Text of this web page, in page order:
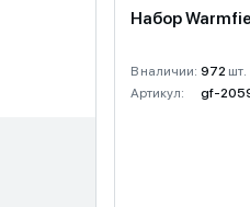
Набор
В наличии: 972 шт.
Артикул:
gf-